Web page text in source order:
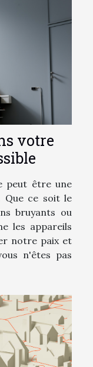
votre
peut être une
ce soit le
bruyants ou
les appareils
notre paix et
n'êtes pas